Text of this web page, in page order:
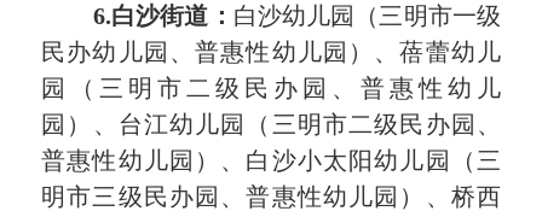
6.白沙街道 ： 白沙幼儿园 （三明市一级
民办幼儿园 、普惠性幼儿园 ） 、蓓蕾幼儿
园
（三明市二级民办园、 普惠性幼儿
园 ） 、台江幼儿园
（三明市二级民办园、
普惠性幼儿园 ） 、白沙小太阳幼儿园
（三
明市三级民办园、普惠性幼儿园 ）
、桥西